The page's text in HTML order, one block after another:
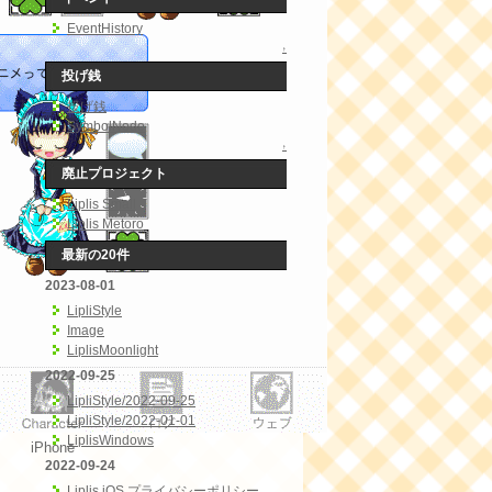
iPhone
EventHistory
↑
投げ銭
投げ銭
SymbolNode
↑
廃止プロジェクト
Liplis Small
Liplis Metoro
最新の20件
2023-08-01
LipliStyle
Image
LiplisMoonlight
2022-09-25
LipliStyle/2022-09-25
LipliStyle/2022-01-01
LiplisWindows
2022-09-24